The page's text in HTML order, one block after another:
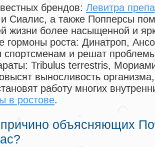
брендов: Левитра
Сиалис, а также Попперсы
жизни более насыщенной и
гормоны роста: Динатроп,
спортсменам и решат
Tribulus terrestris,
выносливость
работу многих
в ростове.
объясняющих